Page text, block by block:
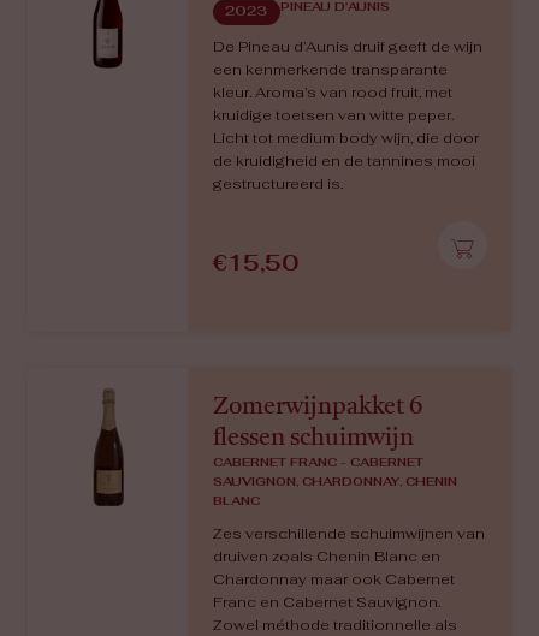
2023 PINEAU D'AUNIS
De Pineau d’Aunis druif geeft de wijn
een kenmerkende transparante
kleur. Aroma’s van rood fruit, met
kruidige toetsen van witte peper.
Licht tot medium body wijn, die door
de kruidigheid en de tannines mooi
gestructureerd is.
€15,50
Zomerwijnpakket 6
flessen schuimwijn
CABERNET FRANC - CABERNET
SAUVIGNON, CHARDONNAY, CHENIN
BLANC
Zes verschillende schuimwijnen van
druiven zoals Chenin Blanc en
Chardonnay maar ook Cabernet
Franc en Cabernet Sauvignon.
Zowel méthode traditionnelle als